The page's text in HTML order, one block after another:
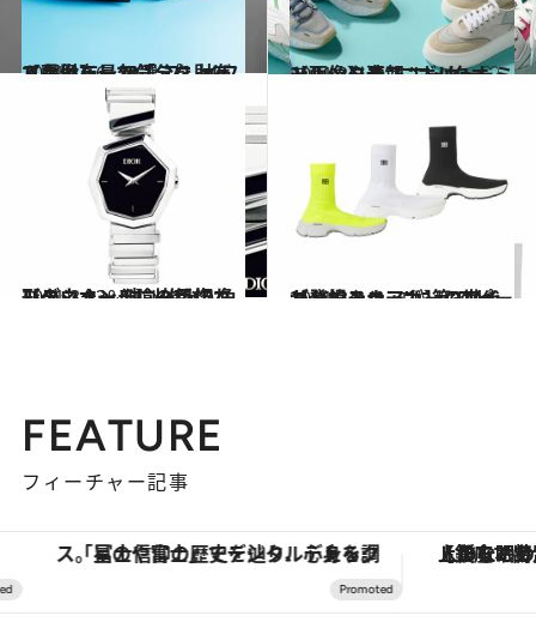
2021.1.16
【画像】最旬「ミニ財布＆長財布」20選 プレイフルなカラーで気分を上げて！
ファッション 2021.2.9
【画像】春スニーカー♡トレンド速報 “ボリューミールックス”にロックオン！
ファッション
2021.3.13
【ディオール】の新作コレクション 独創的な八角形のウォッチに一目惚れ
コミック ＆ エッセイ 2021.3.1
【バレンシアガ】のアイコン的スニーカー “スピードトレーナー”に第3世代が登場！
コミック ＆ エッセイ
FEATURE
フィーチャー記事
「星のや富士」でデジタルデトックス。冨士信仰の歴史を辿り、心身を調える。 【銀座で出合う最旬美容】美髪ケアや上質